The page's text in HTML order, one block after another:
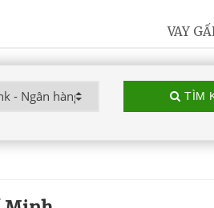
TÌM
VAY